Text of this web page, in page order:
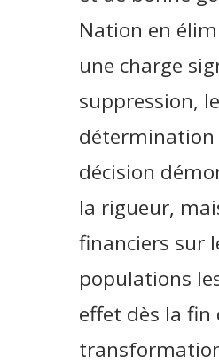
Nation en
une charge
suppression,
détermination
décision
la rigueur,
financiers sur
populations
effet dès la